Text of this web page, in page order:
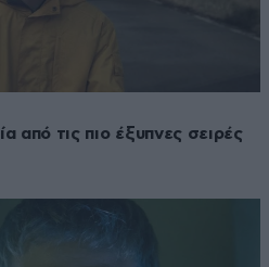
από τις πιο έξυπνες σειρές